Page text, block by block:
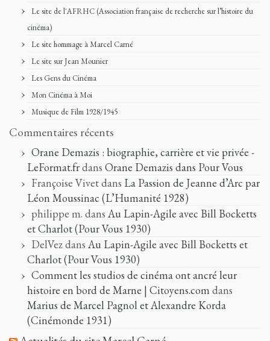
Le site de l'AFRHC (Association française de recherche sur l’histoire du
cinéma)
Le site hommage à Marcel Carné
Le site sur Jean Mounier
Les Gens du Cinéma
Mon Cinéma à Moi
Musique de Film 1928/1945
Commentaires récents
Orane Demazis : biographie, carrière et vie privée -
LeFormat.frdans Orane Demazis dans Pour Vous
Françoise Vivetdans La Passion de Jeanne d’Arc par
Léon Moussinac (L’Humanité 1928)
philippe m. dans Au Lapin-Agile avec Bill Bocketts
et Charlot (Pour Vous 1930)
DelVezdans Au Lapin-Agile avec Bill Bocketts et
Charlot (Pour Vous 1930)
Comment les studios de cinéma ont ancré leur
histoire en bord de Marne | Citoyens.comdans
Marius de Marcel Pagnol et Alexandre Korda
(Cinémonde 1931)